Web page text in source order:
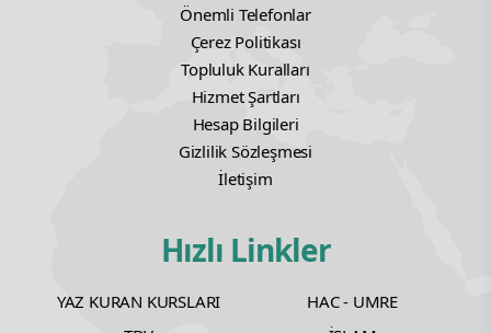
Önemli Telefonlar
Çerez Politikası
Topluluk Kuralları
Hizmet Şartları
Hesap Bilgileri
Gizlilik Sözleşmesi
İletişim
Hızlı Linkler
YAZ KURAN KURSLARI
HAC - UMRE